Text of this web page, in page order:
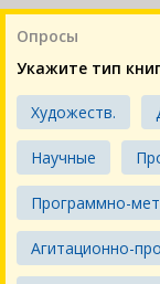
Опросы
Укажите тип
Художеств.
Научные
Программно-
Агитационно-